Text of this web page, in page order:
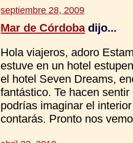
septiembre 28, 2009
Mar de Córdobadijo...
Hola viajeros, adoro
estuve en un hotel
el hotel Seven Dreams,
fantástico. Te hacen
podrías imaginar el
contarás. Pronto nos